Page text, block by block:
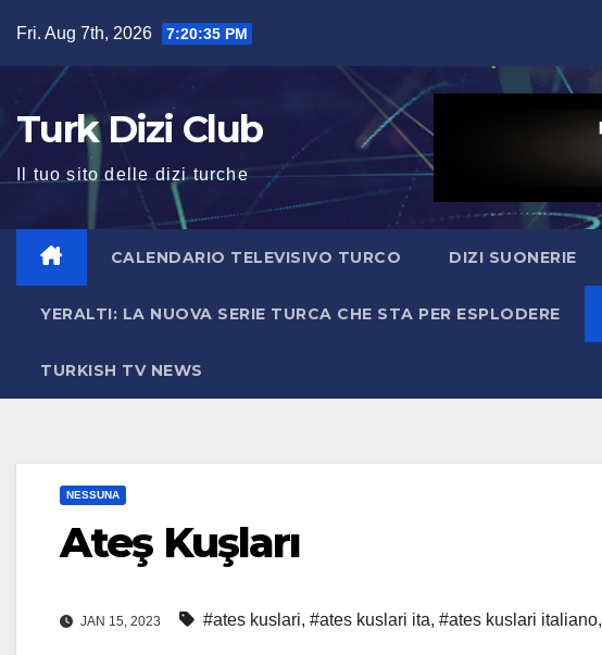
content
Fri. Aug 7th, 2026 7:20:36 PM
Turk Dizi Club
Il tuo sito delle dizi turche
CALENDARIO TELEVISIVO TURCO DIZI SUONERIE
YERALTI: LA NUOVA SERIE TURCA CHE STA PER ESPLODERE
TURKISH TV NEWS
NESSUNA
Ateş Kuşları
JAN 15, 2023 #ates kuslari, #ates kuslari ita, #ates kuslari italiano,